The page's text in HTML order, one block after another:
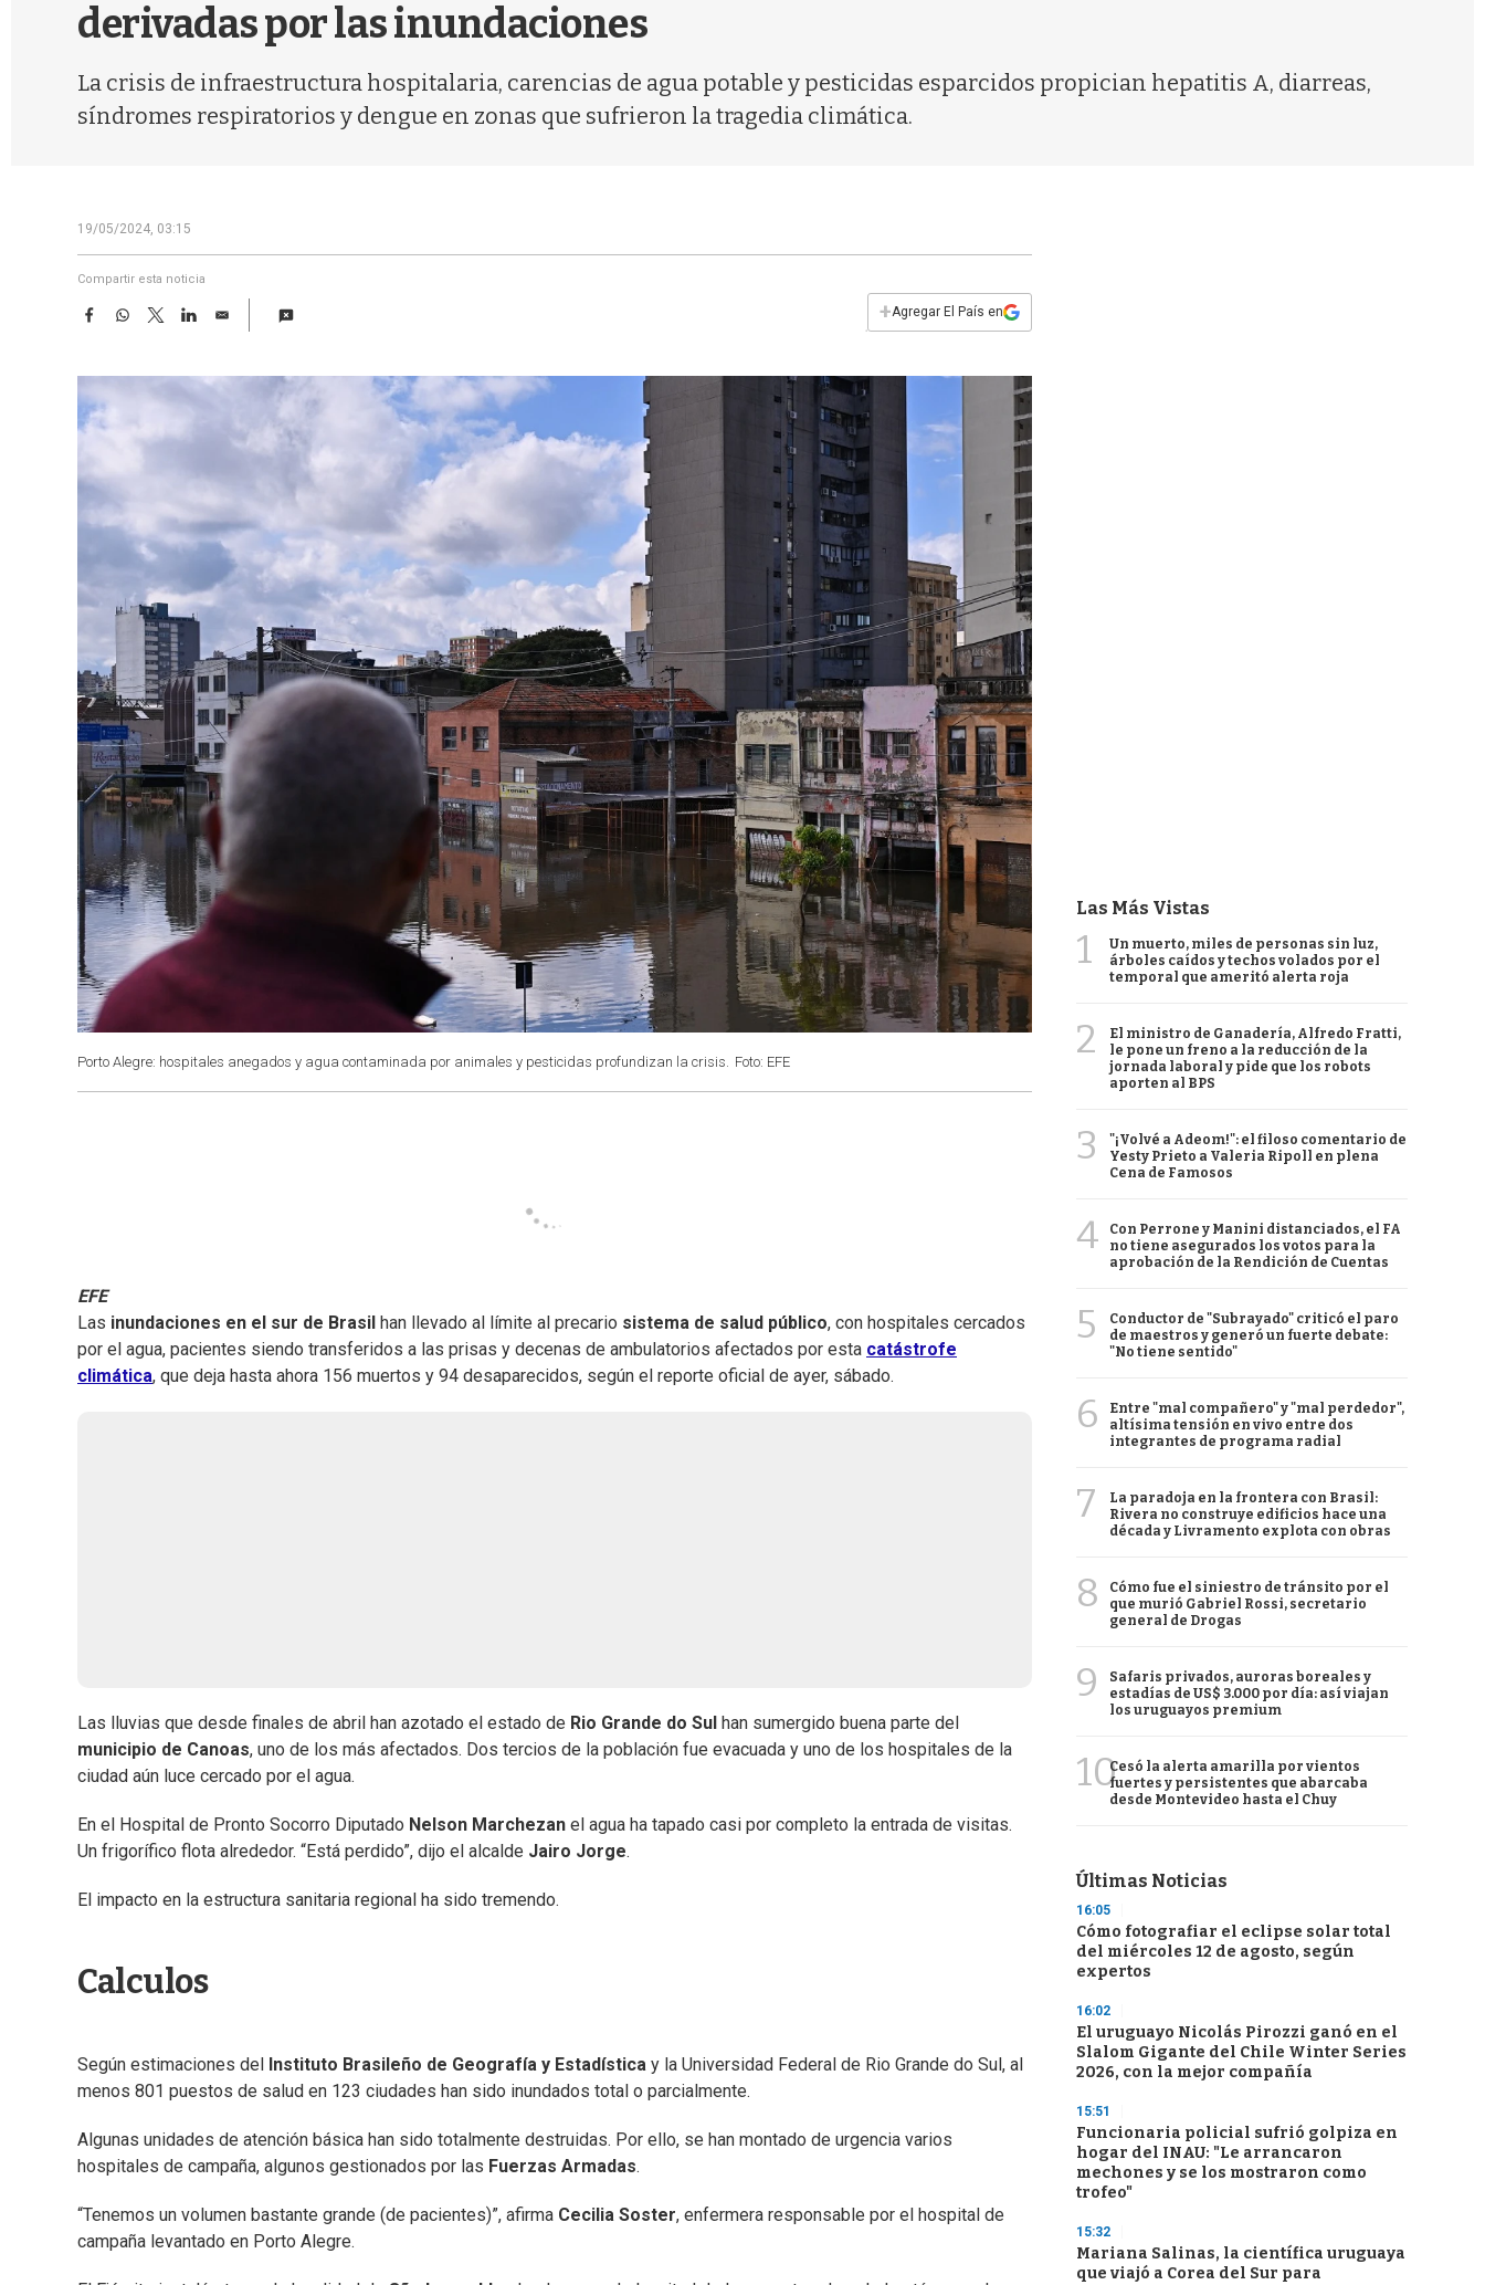
derivadas por las inundaciones
La crisis de infraestructura hospitalaria, carencias de agua potable y pesticidas esparcidos propician hepatitis A, diarreas,
síndromes respiratorios y dengue en zonas que sufrieron la tragedia climática.
19/05/2024, 03:15
Compartir esta noticia
F
e
b
o
W
t
T
w
t
t
r
L
k
E
i
+Agregar El País en
Porto Alegre: hospitales anegados y agua contaminada por animales y pesticidas profundizan la crisis. Foto: EFE
EFE
Las inundaciones en el sur de Brasil han llevado al límite al precario sistema de salud público, con hospitales cercados
por el agua, pacientes siendo transferidos a las prisas y decenas de ambulatorios afectados por esta catástrofe
climática, que deja hasta ahora 156 muertos y 94 desaparecidos, según el reporte oficial de ayer, sábado.
Las lluvias que desde finales de abril han azotado el estado de Rio Grande do Sul han sumergido buena parte del
municipio de Canoas, uno de los más afectados. Dos tercios de la población fue evacuada y uno de los hospitales de la
ciudad aún luce cercado por el agua.
En el Hospital de Pronto Socorro Diputado Nelson Marchezan el agua ha tapado casi por completo la entrada de visitas.
Un frigorífico flota alrededor. “Está perdido”, dijo el alcalde Jairo Jorge.
El impacto en la estructura sanitaria regional ha sido tremendo.
Calculos
Según estimaciones del Instituto Brasileño de Geografía y Estadística y la Universidad Federal de Rio Grande do Sul, al
menos 801 puestos de salud en 123 ciudades han sido inundados total o parcialmente.
Algunas unidades de atención básica han sido totalmente destruidas. Por ello, se han montado de urgencia varios
hospitales de campaña, algunos gestionados por las Fuerzas Armadas.
“Tenemos un volumen bastante grande (de pacientes)”, afirma Cecilia Soster, enfermera responsable por el hospital de
campaña levantado en Porto Alegre.
Las Más Vistas
1
Un muerto, miles de personas sin luz,
árboles caídos y techos volados por el
temporal que ameritó alerta roja
2
El ministro de Ganadería, Alfredo Fratti,
le pone un freno a la reducción de la
jornada laboral y pide que los robots
aporten al BPS
3
"¡Volvé a Adeom!": el filoso comentario de
Yesty Prieto a Valeria Ripoll en plena
Cena de Famosos
4
Con Perrone y Manini distanciados, el FA
no tiene asegurados los votos para la
aprobación de la Rendición de Cuentas
5
Conductor de "Subrayado" criticó el paro
de maestros y generó un fuerte debate:
"No tiene sentido"
6
Entre "mal compañero" y "mal perdedor",
altísima tensión en vivo entre dos
integrantes de programa radial
7
La paradoja en la frontera con Brasil:
Rivera no construye edificios hace una
década y Livramento explota con obras
8
Cómo fue el siniestro de tránsito por el
que murió Gabriel Rossi, secretario
general de Drogas
9
Safaris privados, auroras boreales y
estadías de US$ 3.000 por día: así viajan
los uruguayos premium
10Cesó la alerta amarilla por vientos
fuertes y persistentes que abarcaba
desde Montevideo hasta el Chuy
Últimas Noticias
16:05
Cómo fotografiar el eclipse solar total
del miércoles 12 de agosto, según
expertos
16:02
El uruguayo Nicolás Pirozzi ganó en el
Slalom Gigante del Chile Winter Series
2026, con la mejor compañía
15:51
Funcionaria policial sufrió golpiza en
hogar del INAU: "Le arrancaron
mechones y se los mostraron como
trofeo"
15:32
Mariana Salinas, la científica uruguaya
que viajó a Corea del Sur para